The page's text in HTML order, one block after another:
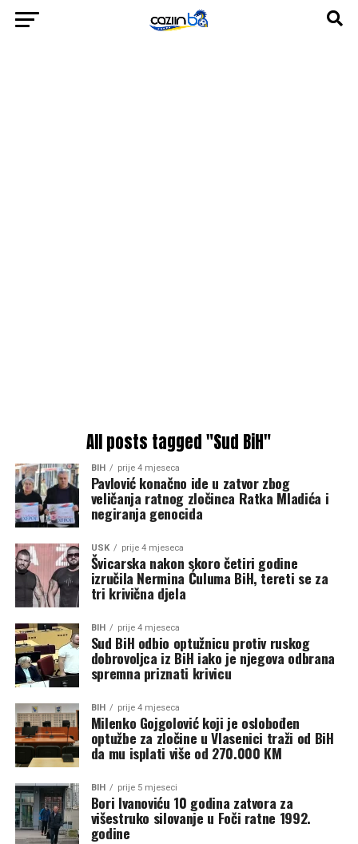
All posts tagged "Sud BiH"
BIH prije 4 mjeseca
Pavlović konačno ide u zatvor zbog
veličanja ratnog zločinca Ratka Mladića i
negiranja genocida
USK prije 4 mjeseca
Švicarska nakon skoro četiri godine
izručila Nermina Ćuluma BiH, tereti se za
tri krivična djela
BIH prije 4 mjeseca
Sud BiH odbio optužnicu protiv ruskog
dobrovoljca iz BiH iako je njegova odbrana
spremna priznati krivicu
BIH prije 4 mjeseca
Milenko Gojgolović koji je oslobođen
optužbe za zločine u Vlasenici traži od BiH
da mu isplati više od 270.000 KM
BIH prije 5 mjeseci
Bori Ivanoviću 10 godina zatvora za
višestruko silovanje u Foči ratne 1992.
godine